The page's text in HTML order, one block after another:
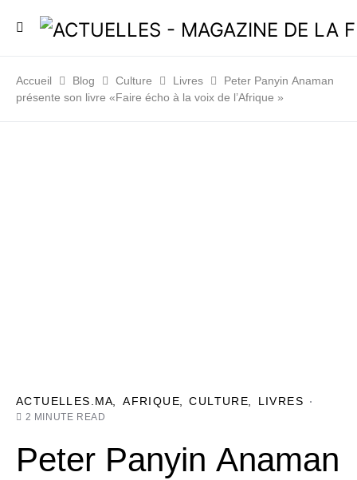
Accueil Blog Culture Livres
Peter Panyin Anaman
présente son livre «Faire écho à la voix de l’Afrique »
ACTUELLES.MA AFRIQUE CULTURE LIVRES
2 MINUTE READ
Peter Panyin Anaman